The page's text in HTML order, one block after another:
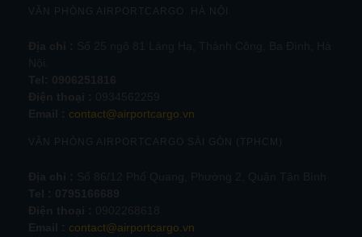
VĂN PHÒNG AIRPORTCARGO HÀ NỘI
contact@airportcargo.vn
VĂN PHÒNG AIRPORTCARGO SÀI GÒN (TPHCM)
contact@airportcargo.vn